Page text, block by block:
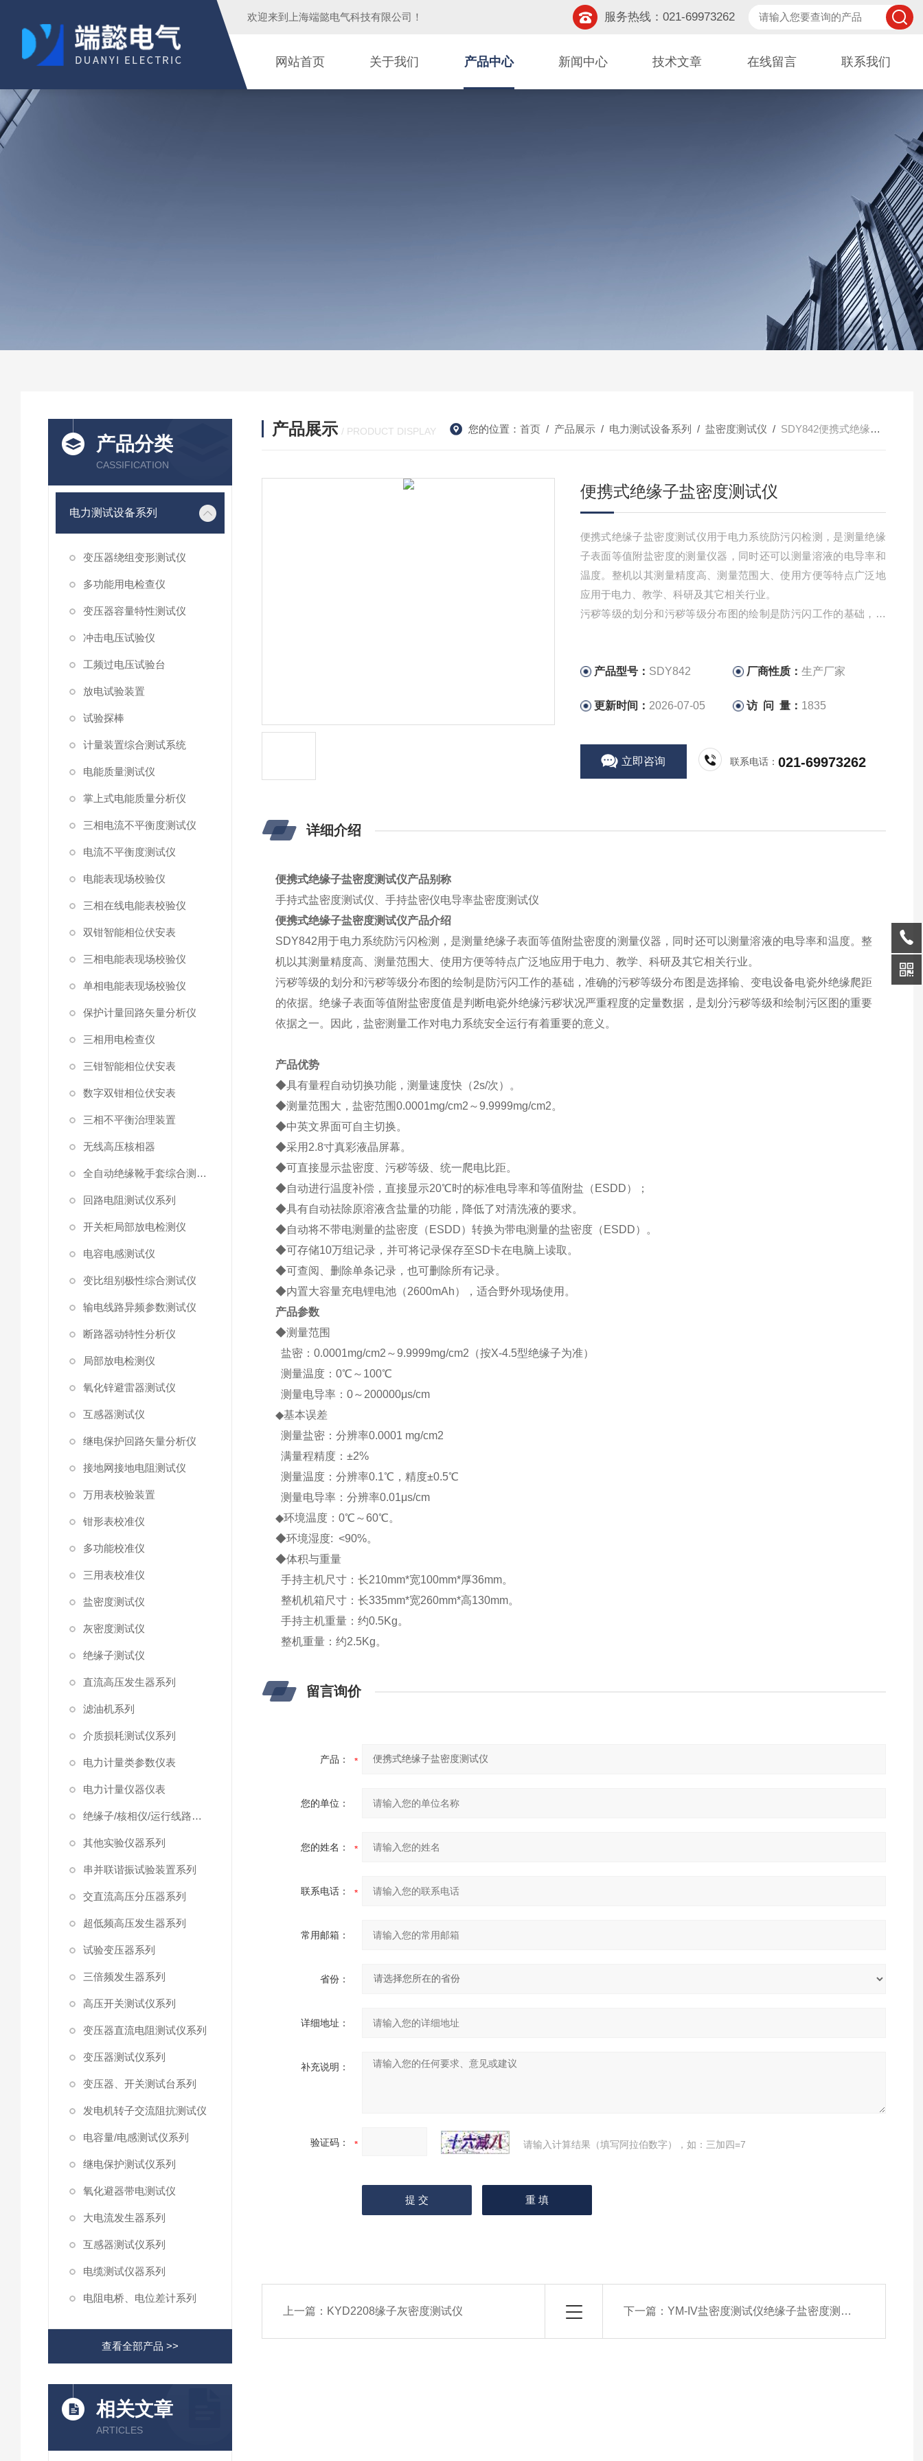
欢迎来到 上海端懿电气科技有限公司 ！ 服务热线：021-69973262
网站首页 关于我们 产品中心 新闻中心 技术文章 在线留言 联系我们
产品分类
CASSIFICATION
电力测试设备系列
变压器绕组变形测试仪
多功能用电检查仪
变压器容量特性测试仪
冲击电压试验仪
工频过电压试验台
放电试验装置
试验探棒
计量装置综合测试系统
电能质量测试仪
掌上式电能质量分析仪
三相电流不平衡度测试仪
电流不平衡度测试仪
电能表现场校验仪
三相在线电能表校验仪
双钳智能相位伏安表
三相电能表现场校验仪
单相电能表现场校验仪
保护计量回路矢量分析仪
三相用电检查仪
三钳智能相位伏安表
数字双钳相位伏安表
三相不平衡治理装置
无线高压核相器
全自动绝缘靴手套综合测试仪
回路电阻测试仪系列
开关柜局部放电检测仪
电容电感测试仪
变比组别极性综合测试仪
输电线路异频参数测试仪
断路器动特性分析仪
局部放电检测仪
氧化锌避雷器测试仪
互感器测试仪
继电保护回路矢量分析仪
接地网接地电阻测试仪
万用表校验装置
钳形表校准仪
多功能校准仪
三用表校准仪
盐密度测试仪
灰密度测试仪
绝缘子测试仪
直流高压发生器系列
滤油机系列
介质损耗测试仪系列
电力计量类参数仪表
电力计量仪器仪表
绝缘子/核相仪/运行线路试验仪器
其他实验仪器系列
串并联谐振试验装置系列
交直流高压分压器系列
超低频高压发生器系列
试验变压器系列
三倍频发生器系列
高压开关测试仪系列
变压器直流电阻测试仪系列
变压器测试仪系列
变压器、开关测试台系列
发电机转子交流阻抗测试仪
电容量/电感测试仪系列
继电保护测试仪系列
氧化避器带电测试仪
大电流发生器系列
互感器测试仪系列
电缆测试仪器系列
电阻电桥、电位差计系列
查看全部产品 >>
相关文章
ARTICLES
产品展示 / PRODUCT DISPLAY 您的位置： 首页/ 产品展示/ 电力测试设备系列 / 盐密度测试仪 / SDY842便携式绝缘子盐密度测试仪
便携式绝缘子盐密度测试仪
便携式绝缘子盐密度测试仪用于电力系统防污闪检测，是测量绝缘
子表面等值附盐密度的测量仪器，同时还可以测量溶液的电导率和
温度。整机以其测量精度高、测量范围大、使用方便等特点广泛地
应用于电力、教学、科研及其它相关行业。
污秽等级的划分和污秽等级分布图的绘制是防污闪工作的基础，准
产品型号： SDY842 厂商性质：生产厂家
更新时间： 2026-07-05 访 问 量： 1835
立即咨询 联系电话：021-69973262
详细介绍
便携式绝缘子盐密度测试仪产品别称
手持式盐密度测试仪、手持盐密仪电导率盐密度测试仪
便携式绝缘子盐密度测试仪产品介绍
SDY842用于电力系统防污闪检测，是测量绝缘子表面等值附盐密度的测量仪器，同时还可以测量溶液的电导率和温度。整
机以其测量精度高、测量范围大、使用方便等特点广泛地应用于电力、教学、科研及其它相关行业。
污秽等级的划分和污秽等级分布图的绘制是防污闪工作的基础，准确的污秽等级分布图是选择输、变电设备电瓷外绝缘爬距
的依据。绝缘子表面等值附盐密度值是判断电瓷外绝缘污秽状况严重程度的定量数据，是划分污秽等级和绘制污区图的重要
依据之一。因此，盐密测量工作对电力系统安全运行有着重要的意义。
产品优势
◆具有量程自动切换功能，测量速度快（2s/次）。
◆测量范围大，盐密范围0.0001mg/cm2～9.9999mg/cm2。
◆中英文界面可自主切换。
◆采用2.8寸真彩液晶屏幕。
◆可直接显示盐密度、污秽等级、统一爬电比距。
◆自动进行温度补偿，直接显示20℃时的标准电导率和等值附盐（ESDD）；
◆具有自动祛除原溶液含盐量的功能，降低了对清洗液的要求。
◆自动将不带电测量的盐密度（ESDD）转换为带电测量的盐密度（ESDD）。
◆可存储10万组记录，并可将记录保存至SD卡在电脑上读取。
◆可查阅、删除单条记录，也可删除所有记录。
◆内置大容量充电锂电池（2600mAh），适合野外现场使用。
产品参数
◆测量范围
盐密：0.0001mg/cm2～9.9999mg/cm2（按X-4.5型绝缘子为准）
测量温度：0℃～100℃
测量电导率：0～200000μs/cm
◆基本误差
测量盐密：分辨率0.0001 mg/cm2
满量程精度：±2%
测量温度：分辨率0.1℃，精度±0.5℃
测量电导率：分辨率0.01μs/cm
◆环境温度：0℃～60℃。
◆环境湿度: <90%。
◆体积与重量
手持主机尺寸：长210mm*宽100mm*厚36mm。
整机机箱尺寸：长335mm*宽260mm*高130mm。
手持主机重量：约0.5Kg。
整机重量：约2.5Kg。
留言询价
产品：
您的单位：
您的姓名：
联系电话：
常用邮箱：
省份：
详细地址：
补充说明：
验证码： 请输入计算结果（填写阿拉伯数字），如：三加四=7
上一篇： KYD2208缘子灰密度测试仪 下一篇： YM-IV盐密度测试仪绝缘子盐密度测试仪